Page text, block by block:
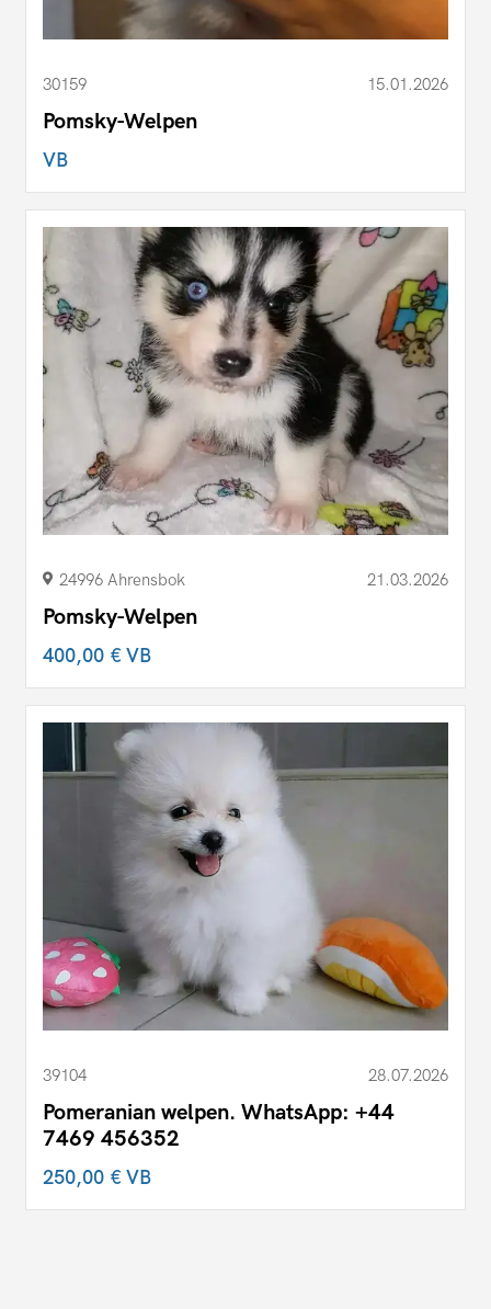
30159 15.01.2026
Pomsky-Welpen
VB
24996 Ahrensbok 21.03.2026
Pomsky-Welpen
400,00 €VB
39104 28.07.2026
Pomeranian welpen. WhatsApp: +44
7469 456352
250,00 €VB